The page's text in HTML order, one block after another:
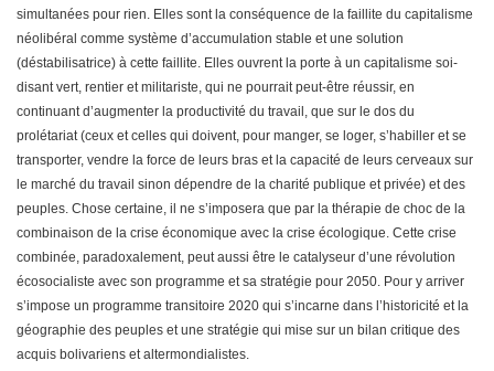
simultanées pour rien. Elles sont la conséquence de la faillite du capitalisme
néolibéral comme système d’accumulation stable et une solution
(déstabilisatrice) à cette faillite. Elles ouvrent la porte à un capitalisme soi-
disant vert, rentier et militariste, qui ne pourrait peut-être réussir, en
continuant d’augmenter la productivité du travail, que sur le dos du
prolétariat (ceux et celles qui doivent, pour manger, se loger, s’habiller et se
transporter, vendre la force de leurs bras et la capacité de leurs cerveaux sur
le marché du travail sinon dépendre de la charité publique et privée) et des
peuples. Chose certaine, il ne s’imposera que par la thérapie de choc de la
combinaison de la crise économique avec la crise écologique. Cette crise
combinée, paradoxalement, peut aussi être le catalyseur d’une révolution
écosocialiste avec son programme et sa stratégie pour 2050. Pour y arriver
s’impose un programme transitoire 2020 qui s’incarne dans l’historicité et la
géographie des peuples et une stratégie qui mise sur un bilan critique des
acquis bolivariens et altermondialistes.